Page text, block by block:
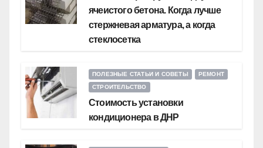
ячеистого бетона. Когда лучше
стержневая арматура, а когда
стеклосетка
ПОЛЕЗНЫЕ СТАТЬИ И СОВЕТЫ
РЕМОНТ
СТРОИТЕЛЬСТВО
Стоимость установки
кондиционера в ДНР